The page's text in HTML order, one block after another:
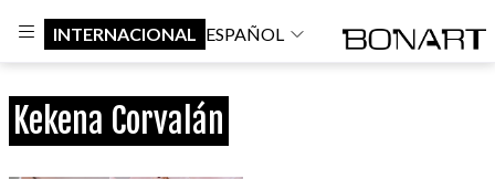
INTERNACIONAL ESPAÑOL
Kekena Corvalán